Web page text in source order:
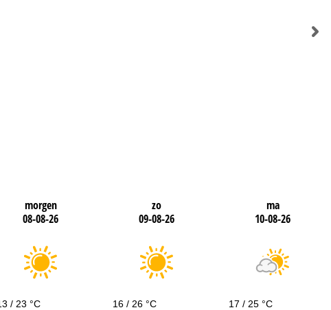
morgen
08-08-26
zo
09-08-26
ma
10-08-26
/ 23 °C 16 / 26 °C 17 / 25 °C